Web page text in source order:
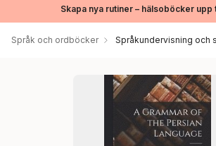
Skapa nya rutiner – hälsoböcker upp
Språk och ordböcker Språkundervisning och